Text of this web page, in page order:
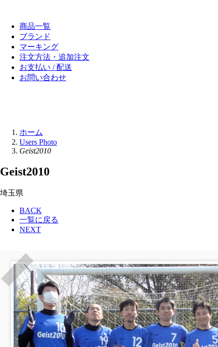
商品一覧
ブランド
マーキング
注文方法・追加注文
お支払い / 配送
お問い合わせ
ホーム
Users Photo
Geist2010
Geist2010
埼玉県
BACK
一覧に戻る
NEXT